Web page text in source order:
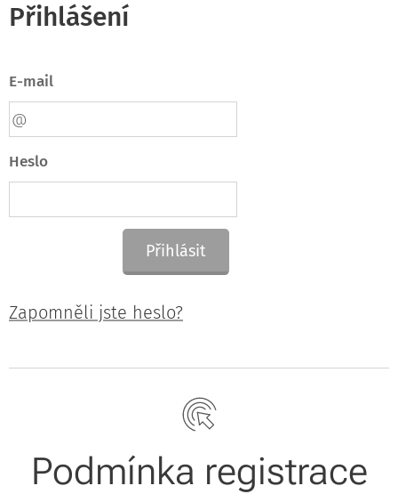
Přihlášení
E-mail
Heslo
Přihlásit
Zapomněli jste heslo?
Podmínka registrace